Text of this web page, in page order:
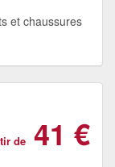
et chaussures
de 41 €